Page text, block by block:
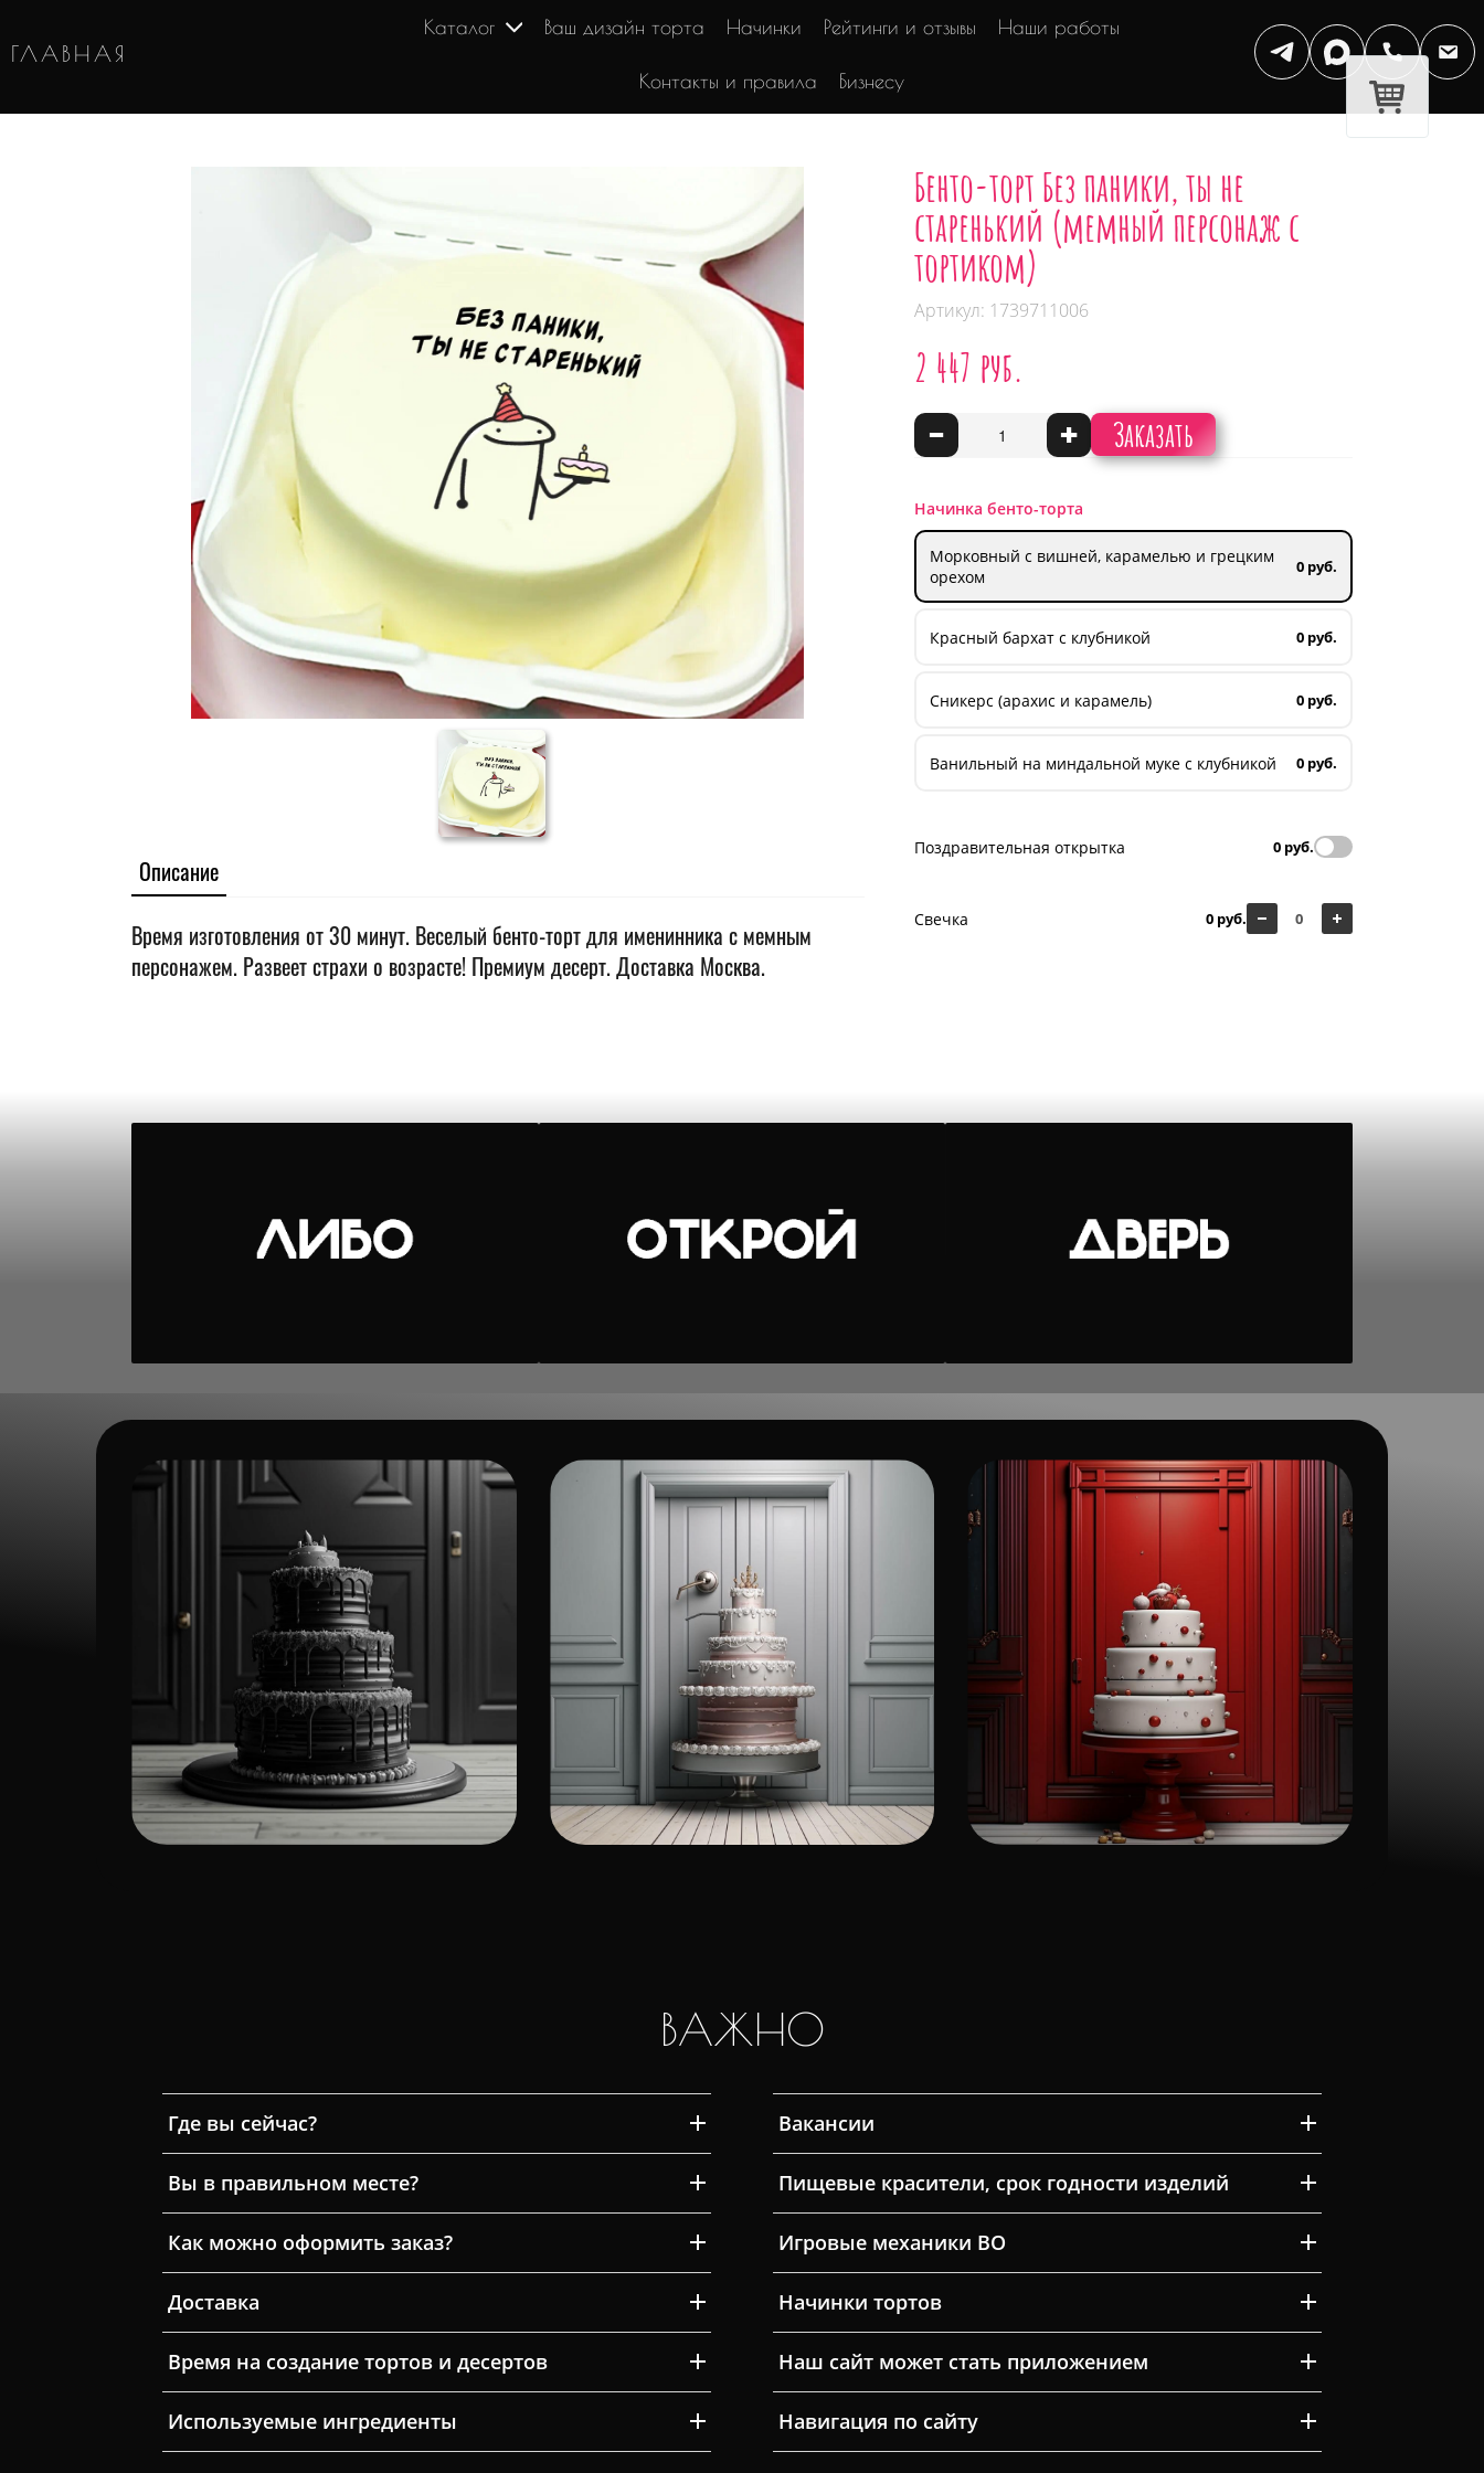
ГЛАВНАЯ
Каталог Ваш дизайн торта Начинки Рейтинги и отзывы Наши работы
Контакты и правила Бизнесу
Бенто-торт Без паники, ты не
старенький (мемный персонаж с
тортиком)
Артикул: 1739711006
2 447 руб.
Заказать
- +
Начинка бенто-торта
Морковный с вишней, карамелью и грецким
орехом
0 руб.
Красный бархат с клубникой 0 руб.
Сникерс (арахис и карамель) 0 руб.
Ванильный на миндальной муке с клубникой 0 руб.
Поздравительная открытка 0 руб.
Свечка 0 руб.
Описание
Время изготовления от 30 минут. Веселый бенто-торт для именинника с мемным
персонажем. Развеет страхи о возрасте! Премиум десерт. Доставка Москва.
ВАЖНО
Где вы сейчас?
Вы в правильном месте?
Как можно оформить заказ?
Доставка
Время на создание тортов и десертов
Используемые ингредиенты
Вакансии
Пищевые красители, срок годности изделий
Игровые механики ВО
Начинки тортов
Наш сайт может стать приложением
Навигация по сайту